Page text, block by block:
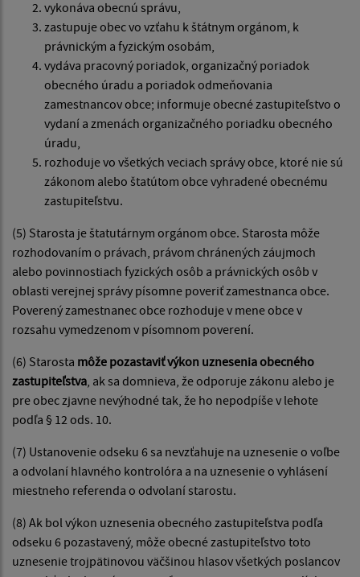
vykonáva obecnú správu,
zastupuje obec vo vzťahu k štátnym orgánom, k
právnickým a fyzickým osobám,
vydáva pracovný poriadok, organizačný poriadok
obecného úradu a poriadok odmeňovania
zamestnancov obce; informuje obecné zastupiteľstvo o
vydaní a zmenách organizačného poriadku obecného
úradu,
rozhoduje vo všetkých veciach správy obce, ktoré nie sú
zákonom alebo štatútom obce vyhradené obecnému
zastupiteľstvu.
(5) Starosta je štatutárnym orgánom obce. Starosta môže
rozhodovaním o právach, právom chránených záujmoch
alebo povinnostiach fyzických osôb a právnických osôb v
oblasti verejnej správy písomne poveriť zamestnanca obce.
Poverený zamestnanec obce rozhoduje v mene obce v
rozsahu vymedzenom v písomnom poverení.
(6) Starosta môže pozastaviť výkon uznesenia obecného
zastupiteľstva , ak sa domnieva, že odporuje zákonu alebo je
pre obec zjavne nevýhodné tak, že ho nepodpíše v lehote
podľa § 12 ods. 10.
(7) Ustanovenie odseku 6 sa nevzťahuje na uznesenie o voľbe
a odvolaní hlavného kontrolóra a na uznesenie o vyhlásení
miestneho referenda o odvolaní starostu.
(8) Ak bol výkon uznesenia obecného zastupiteľstva podľa
odseku 6 pozastavený, môže obecné zastupiteľstvo toto
uznesenie trojpätinovou väčšinou hlasov všetkých poslancov